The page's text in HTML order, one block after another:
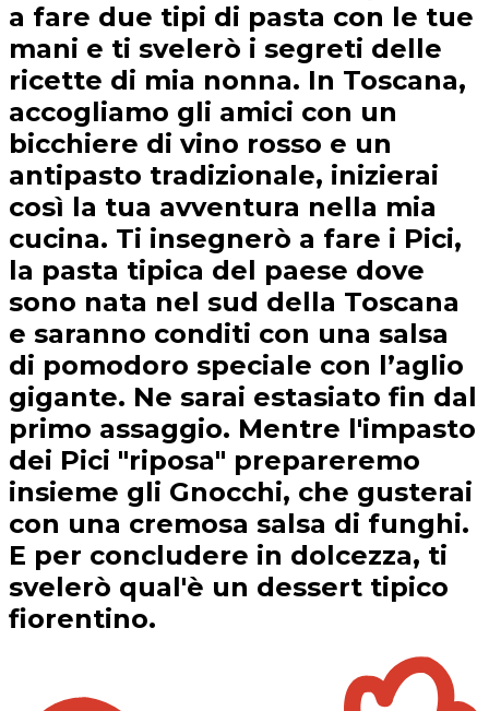
a fare due tipi di pasta con le tue
mani e ti svelerò i segreti delle
ricette di mia nonna. In Toscana,
accogliamo gli amici con un
bicchiere di vino rosso e un
antipasto tradizionale, inizierai
così la tua avventura nella mia
cucina. Ti insegnerò a fare i Pici,
la pasta tipica del paese dove
sono nata nel sud della Toscana
e saranno conditi con una salsa
di pomodoro speciale con l’aglio
gigante. Ne sarai estasiato fin dal
primo assaggio. Mentre l'impasto
dei Pici "riposa" prepareremo
insieme gli Gnocchi, che gusterai
con una cremosa salsa di funghi.
E per concludere in dolcezza, ti
svelerò qual'è un dessert tipico
fiorentino.